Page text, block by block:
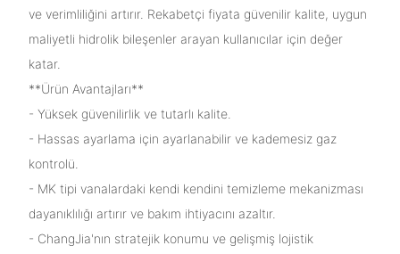
ve verimliliğini artırır. Rekabetçi fiyata güvenilir kalite, uygun
maliyetli hidrolik bileşenler arayan kullanıcılar için değer
katar.
**Ürün Avantajları**
- Yüksek güvenilirlik ve tutarlı kalite.
- Hassas ayarlama için ayarlanabilir ve kademesiz gaz
kontrolü.
- MK tipi vanalardaki kendi kendini temizleme mekanizması
dayanıklılığı artırır ve bakım ihtiyacını azaltır.
- ChangJia'nın stratejik konumu ve gelişmiş lojistik